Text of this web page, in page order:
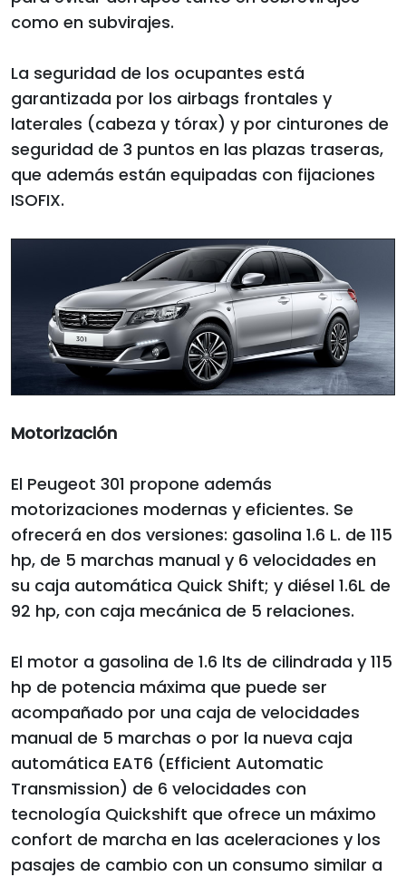
como en subvirajes.
La seguridad de los ocupantes está
garantizada por los airbags frontales y
laterales (cabeza y tórax) y por cinturones de
seguridad de 3 puntos en las plazas traseras,
que además están equipadas con fijaciones
ISOFIX.
Motorización
El Peugeot 301 propone además
motorizaciones modernas y eficientes. Se
ofrecerá en dos versiones: gasolina 1.6 L. de 115
hp, de 5 marchas manual y 6 velocidades en
su caja automática Quick Shift; y diésel 1.6L de
92 hp, con caja mecánica de 5 relaciones.
El motor a gasolina de 1.6 lts de cilindrada y 115
hp de potencia máxima que puede ser
acompañado por una caja de velocidades
manual de 5 marchas o por la nueva caja
automática EAT6 (Efficient Automatic
Transmission) de 6 velocidades con
tecnología Quickshift que ofrece un máximo
confort de marcha en las aceleraciones y los
pasajes de cambio con un consumo similar a